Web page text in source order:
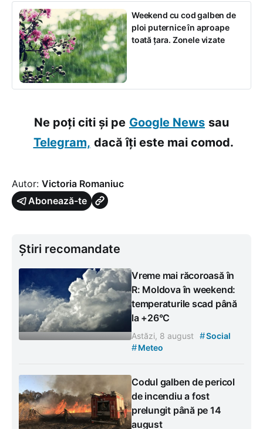
Weekend cu cod galben de
ploi puternice în aproape
toată țara. Zonele vizate
Ne poți citi și pe Google News sau
Telegram, dacă îți este mai comod.
Autor: Victoria Romaniuc
Abonează-te
Știri recomandate
Vreme mai răcoroasă în
R: Moldova în weekend:
temperaturile scad până
la +26°C
Astăzi, 8 august #Social
#Meteo
Codul galben de pericol
de incendiu a fost
prelungit până pe 14
august